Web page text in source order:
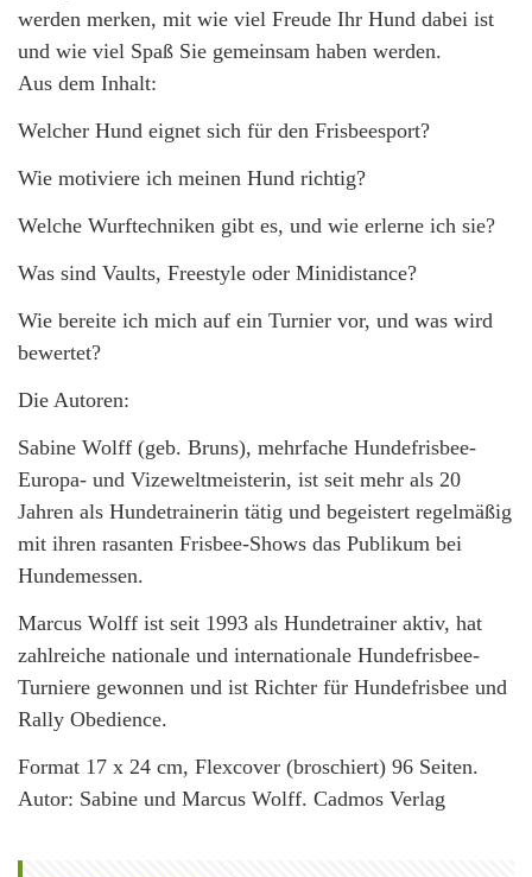
werden merken, mit wie viel Freude Ihr Hund dabei ist
und wie viel Spaß Sie gemeinsam haben werden.
Aus dem Inhalt:
Welcher Hund eignet sich für den Frisbeesport?
Wie motiviere ich meinen Hund richtig?
Welche Wurftechniken gibt es, und wie erlerne ich sie?
Was sind Vaults, Freestyle oder Minidistance?
Wie bereite ich mich auf ein Turnier vor, und was wird
bewertet?
Die Autoren:
Sabine Wolff (geb. Bruns), mehrfache Hundefrisbee-
Europa- und Vizeweltmeisterin, ist seit mehr als 20
Jahren als Hundetrainerin tätig und begeistert regelmäßig
mit ihren rasanten Frisbee-Shows das Publikum bei
Hundemessen.
Marcus Wolff ist seit 1993 als Hundetrainer aktiv, hat
zahlreiche nationale und internationale Hundefrisbee-
Turniere gewonnen und ist Richter für Hundefrisbee und
Rally Obedience.
Format 17 x 24 cm, Flexcover (broschiert) 96 Seiten.
Autor: Sabine und Marcus Wolff. Cadmos Verlag